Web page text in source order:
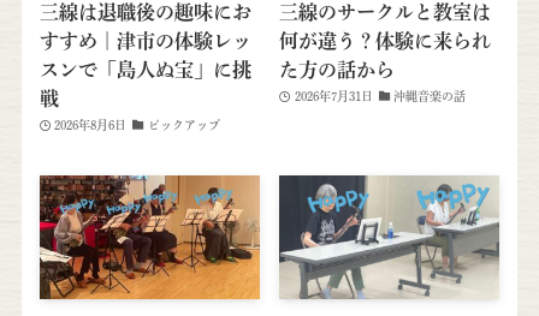
三線は退職後の趣味にお
すすめ｜津市の体験レッ
スンで「島人ぬ宝」に挑
戦
2026年8月6日 ピックアップ
三線のサークルと教室は
何が違う？体験に来られ
た方の話から
2026年7月31日 沖縄音楽の話